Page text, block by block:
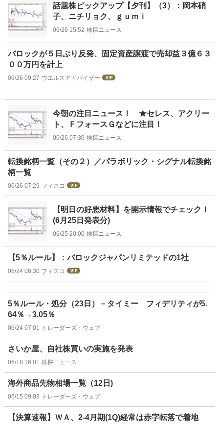
話題株ピックアップ【夕刊】（3）：岡本硝
子、ニチリョク、ｇｕｍｉ
06/26 15:52 株探ニュース
バロックが５日ぶり反発、固定資産譲渡で売却益３億６３
００万円を計上
06/26 09:27 ウエルスアドバイザー
今朝の注目ニュース！ ★セレス、アクリー
ト、ＦフォースＧなどに注目！
06/26 07:30 株探ニュース
転換銘柄一覧（その２）／パラボリック・シグナル転換銘
柄一覧
06/26 07:29 フィスコ
【明日の好悪材料】を開示情報でチェック！
(6月25日発表分)
06/25 20:00 株探ニュース
【5％ルール】：バロックジャパンリミテッドの1社
06/24 08:30 フィスコ
5％ルール・処分（23日）－タイミー フィデリティが5.
64％→3.05％
06/24 07:01 トレーダーズ・ウェブ
さいか屋、自社株買いの実施を発表
06/18 16:01 株探ニュース
海外商品先物相場一覧（12日)
06/15 09:03 トレーダーズ・ウェブ
【決算速報】ＷＡ、2-4月期(1Q)経常は赤字転落で着地